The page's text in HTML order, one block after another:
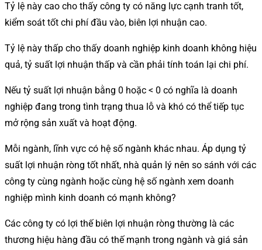
Tỷ lệ này cao cho thấy công ty có năng lực cạnh tranh tốt,
kiểm soát tốt chi phí đầu vào, biên lợi nhuận cao.
Tỷ lệ này thấp cho thấy doanh nghiệp kinh doanh không hiệu
quả, tỷ suất lợi nhuận thấp và cần phải tính toán lại chi phí.
Nếu tỷ suất lợi nhuận bằng 0 hoặc < 0 có nghĩa là doanh
nghiệp đang trong tình trạng thua lỗ và khó có thể tiếp tục
mở rộng sản xuất và hoạt động.
Mỗi ngành, lĩnh vực có hệ số ngành khác nhau. Áp dụng tỷ
suất lợi nhuận ròng tốt nhất, nhà quản lý nên so sánh với các
công ty cùng ngành hoặc cùng hệ số ngành xem doanh
nghiệp mình kinh doanh có mạnh không?
Các công ty có lợi thế biên lợi nhuận ròng thường là các
thương hiệu hàng đầu có thế mạnh trong ngành và giá sản